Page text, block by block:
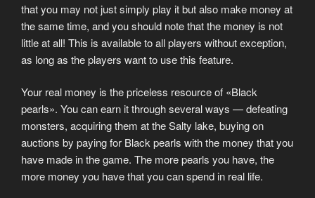
that you may not just simply play it but also make money at
the same time, and you should note that the money is not
little at all! This is available to all players without exception,
as long as the players want to use this feature.
Your real money is the priceless resource of «Black
pearls». You can earn it through several ways — defeating
monsters, acquiring them at the Salty lake, buying on
auctions by paying for Black pearls with the money that you
have made in the game. The more pearls you have, the
more money you have that you can spend in real life.